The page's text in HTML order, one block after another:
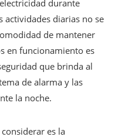
durante
actividades diarias no se
de mantener
en funcionamiento es
que brinda al
de alarma y las
la noche.
es la